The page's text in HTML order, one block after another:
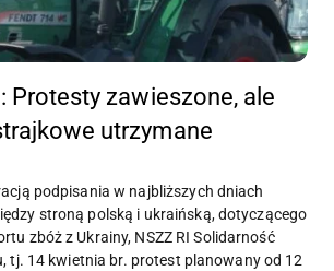
Protesty zawieszone, ale
utrzymane
podpisania w najbliższych dniach
stroną polską i ukraińską, dotyczącego
zbóż z Ukrainy, NSZZ RI Solidarność
tj. 14 kwietnia br. protest planowany od 12